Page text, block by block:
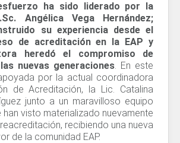
ha sido liderado por la
Angélica Vega Hernández;
su experiencia desde el
de acreditación en la EAP y
heredó el compromiso de
nuevas generaciones. En este
por la actual coordinadora
de Acreditación, la Lic. Catalina
junto a un maravilloso equipo
han visto materializado nuevamente
recibiendo una nueva
de la comunidad EAP.